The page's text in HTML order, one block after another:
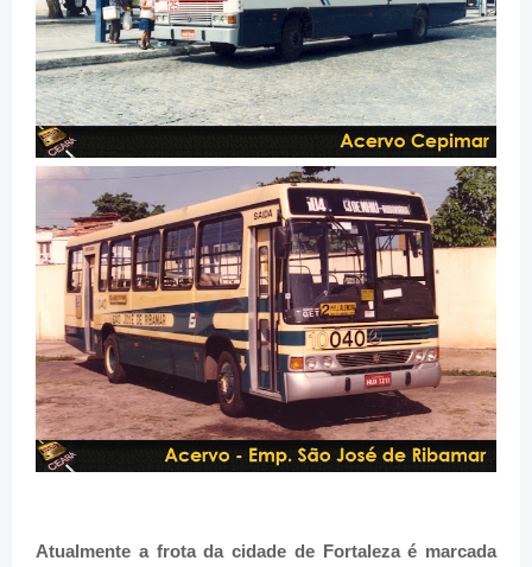
Atualmente a frota da cidade de Fortaleza é marcada